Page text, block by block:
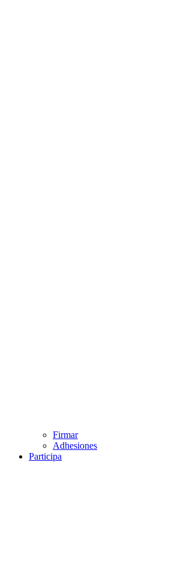
Firmar
Adhesiones
Participa